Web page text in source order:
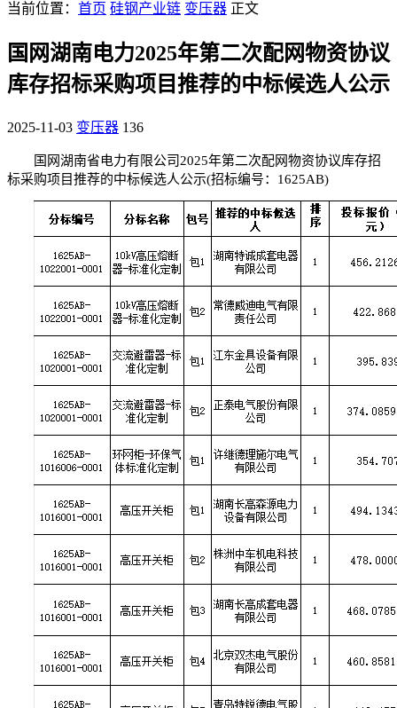
当前位置： 首页 硅钢产业链 变压器 正文
国网湖南电力2025年第二次配网物资协议
库存招标采购项目推荐的中标候选人公示
2025-11-03 变压器 136
国网湖南省电力有限公司2025年第二次配网物资协议库存招
标采购项目推荐的中标候选人公示(招标编号：1625AB)